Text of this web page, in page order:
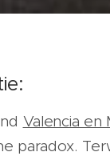
Valencia en
paradox.